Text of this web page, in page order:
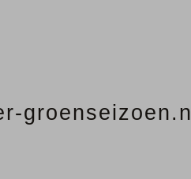
groenseizoen.nl